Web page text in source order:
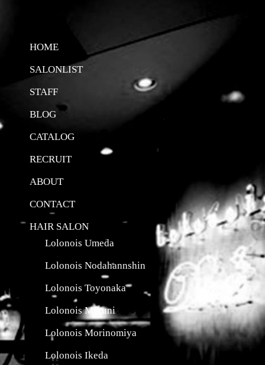
HOME
SALONLIST
STAFF
BLOG
CATALOG
RECRUIT
ABOUT
CONTACT
HAIR SALON
Lolonois Umeda
Lolonois Nodahannshin
Lolonois Toyonaka
Lolonois Mikuni
Lolonois Morinomiya
Lolonois Ikeda